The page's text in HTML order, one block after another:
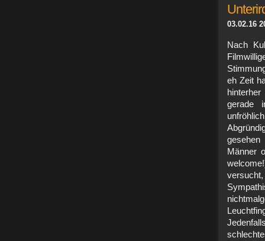
03.02.16
Nach
eh Zeit
gerade
gesehen
Männer